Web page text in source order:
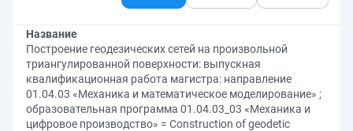
Название
Построение геодезических сетей на произвольной
триангулированной поверхности: выпускная
квалификационная работа магистра: направление
01.04.03 «Механика и математическое моделирование» ;
образовательная программа 01.04.03_03 «Механика и
цифровое производство» = Construction of geodetic